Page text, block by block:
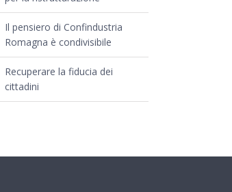
Il pensiero di Confindustria
Romagna è condivisibile
Recuperare la fiducia dei
cittadini